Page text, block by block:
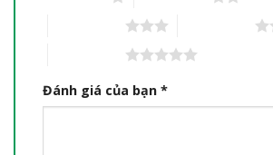
Đánh giá của bạn *